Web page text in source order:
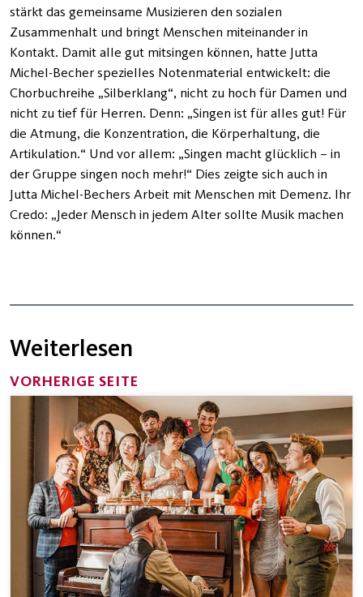
stärkt das gemeinsame Musizieren den sozialen
Zusammenhalt und bringt Menschen miteinander in
Kontakt. Damit alle gut mitsingen können, hatte Jutta
Michel-Becher spezielles Notenmaterial entwickelt: die
Chorbuchreihe „Silberklang“, nicht zu hoch für Damen und
nicht zu tief für Herren. Denn: „Singen ist für alles gut! Für
die Atmung, die Konzentration, die Körperhaltung, die
Artikulation.“ Und vor allem: „Singen macht glücklich – in
der Gruppe singen noch mehr!“ Dies zeigte sich auch in
Jutta Michel-Bechers Arbeit mit Menschen mit Demenz. Ihr
Credo: „Jeder Mensch in jedem Alter sollte Musik machen
können.“
Weiterlesen
VORHERIGE SEITE